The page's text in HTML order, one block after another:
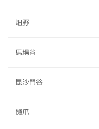
畑野
馬場谷
昆沙門谷
樋爪